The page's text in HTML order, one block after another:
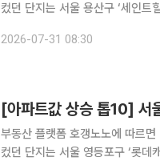
컸던 단지는 서울 용산구 ‘세인트
5800만원(58%) 올랐다. 3위는 동
2026-07-31 08:30
[아파트값 상승 톱10] 서
부동산 플랫폼 호갱노노에 따르
컸던 단지는 서울 영등포구 ‘롯데